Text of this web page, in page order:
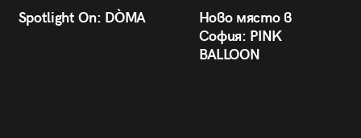
Spotlight On: DÒMA
Ново място в
София: PINK
BALLOON